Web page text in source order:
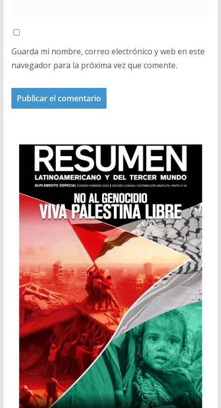
Guarda mi nombre, correo electrónico y web en este
navegador para la próxima vez que comente.